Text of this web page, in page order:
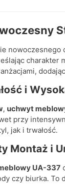
charakter
i
, uchwyt
przy
jak i trwałość.
Montaż i
UA-337
czy biurka. To